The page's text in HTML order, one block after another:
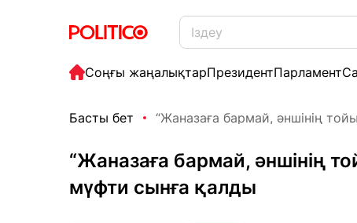
Соңғы жаңалықтарПрезидентПарламент
Басты бет “Жаназаға бармай, әншінің
“Жаназаға бармай, әншінің
мүфти сынға қалды